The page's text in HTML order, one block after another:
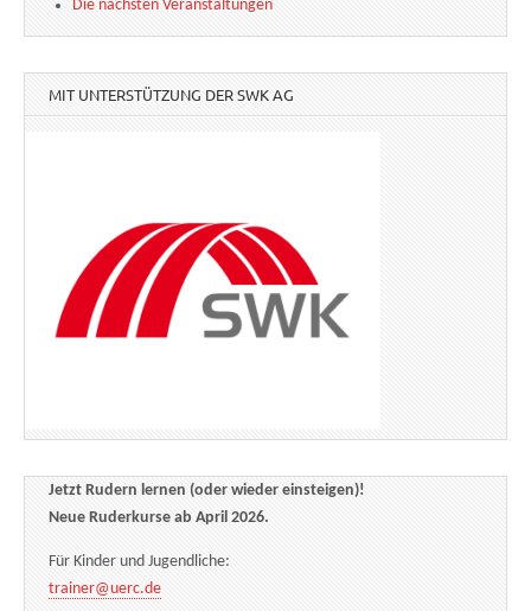
Die nächsten Veranstaltungen
MIT UNTERSTÜTZUNG DER SWK AG
Jetzt Rudern lernen (oder wieder einsteigen)!
Neue Ruderkurse ab April 2026.
Für Kinder und Jugendliche:
trainer@uerc.de